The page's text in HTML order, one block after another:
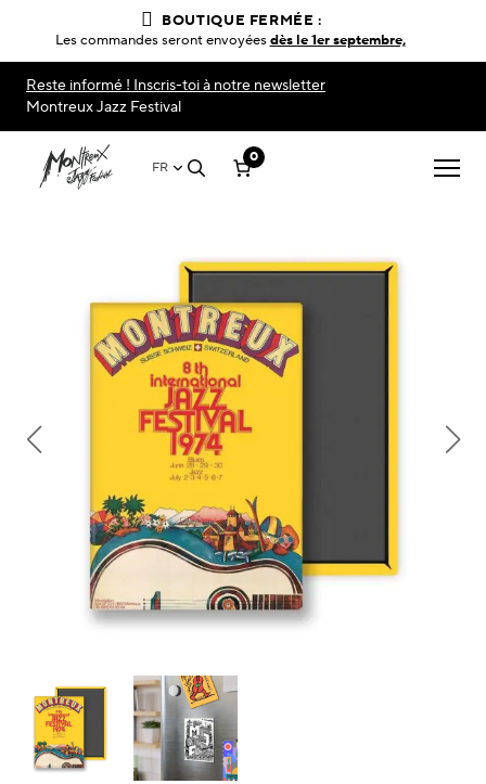
Reste informé ! Inscris-toi à notre newsletter
Montreux Jazz Festival
FR
0
BOUTIQUE FERMÉE :
Les commandes seront envoyéesdès le 1er septembre,